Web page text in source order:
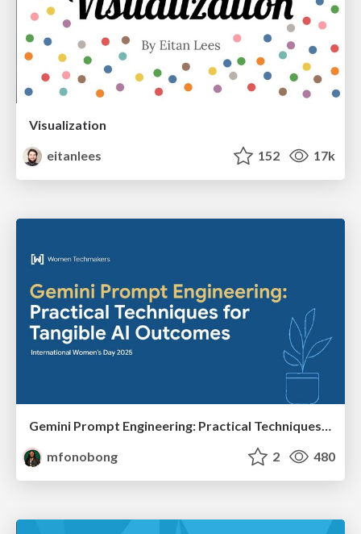
Visualization
eitanlees
152 17k
mfonobong
2 480